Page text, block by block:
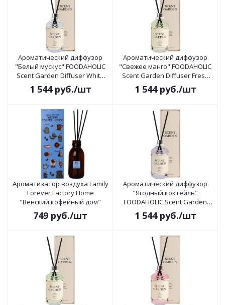
Ароматический диффузор
"Белый мускус" FOODAHOLIC
Scent Garden Diffuser White
Musk 165мл
1 544руб./шт
Ароматический диффузор
"Свежее манго" FOODAHOLIC
Scent Garden Diffuser Fresh
Mango 165мл
1 544руб./шт
Ароматизатор воздуха Family
Forever Factory Home
"Венский кофейный дом"
749 руб./шт
Ароматический диффузор
"Ягодный коктейль"
FOODAHOLIC Scent Garden
Diffuser Berry Cocktail 165мл
1 544руб./шт